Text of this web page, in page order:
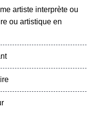
artiste interprète ou
ou artistique en